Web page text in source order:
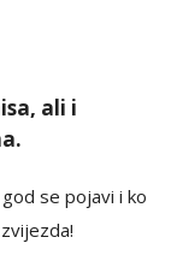
ali i
se pojavi i ko